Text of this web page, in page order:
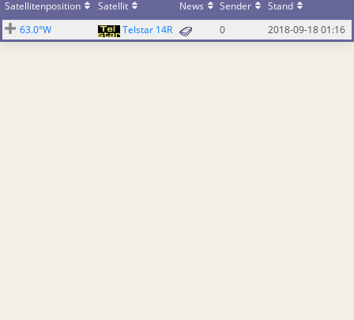
Satellitenposition Satellit News Sender
Stand
63.0°W
Telstar 14R 0 2018-09-18 01:16